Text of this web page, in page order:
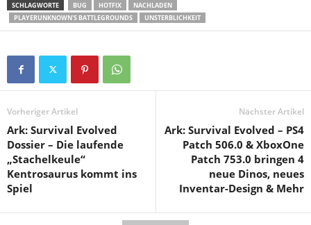
SCHLAGWORTE BUG HOTFIX
NACHLADEN
PLAYERUNKNOWN'S BATTLEGROUNDS
UNSTERBLICHKEIT
Vorheriger Artikel
Ark: Survival Evolved
Dossier – Die laufende
„Stachelkeule“
Kentrosaurus kommt ins
Spiel
Nächster Artikel
Ark: Survival Evolved – PS4
Patch 506.0 & XboxOne
Patch 753.0 bringen 4
neue Dinos, neues
Inventar-Design & Mehr